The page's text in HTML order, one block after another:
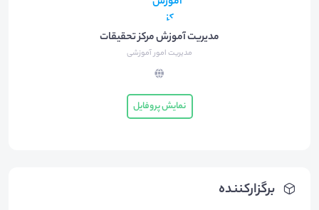
برگزارکننده
مدیریت آموزش مرکز تحقیقات
مدیریت امور آموزشی
نمایش پروفایل